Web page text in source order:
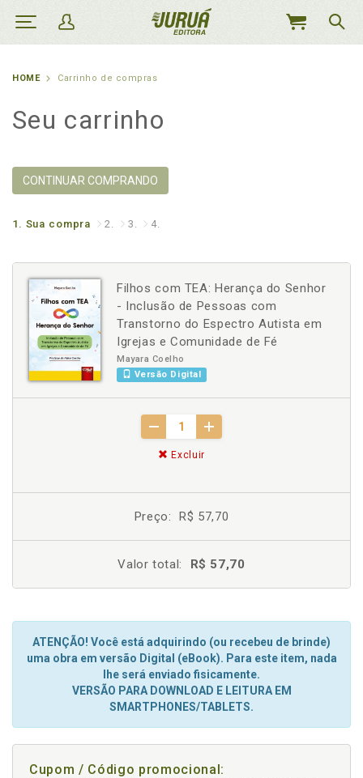
MEU
HOME Carrinho de compras
Seu carrinho
CONTINUAR COMPRANDO
1. Sua compra 2. 3. 4.
Filhos com TEA: Herança do Senhor
- Inclusão de Pessoas com
Transtorno do Espectro Autista em
Igrejas e Comunidade de Fé
Mayara Coelho
Versão Digital
Excluir
Preço: R$ 57,70
Valor total: R$ 57,70
ATENÇÃO! Você está adquirindo (ou recebeu de brinde)
uma obra em versão Digital (eBook). Para este item, nada
lhe será enviado fisicamente.
VERSÃO PARA DOWNLOAD E LEITURA EM
SMARTPHONES/TABLETS.
Cupom / Código promocional: